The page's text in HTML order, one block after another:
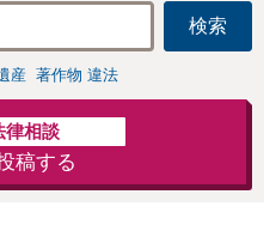
検索
産 著作物 違法
律相談
稿する